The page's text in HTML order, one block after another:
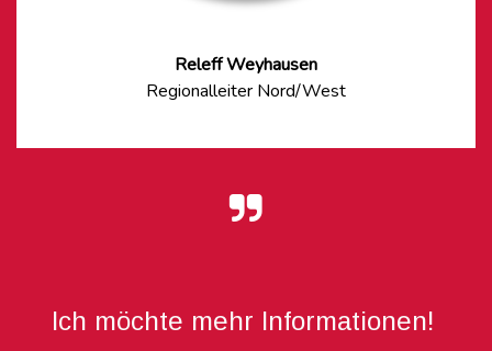
Releff Weyhausen
Regionalleiter Nord/West
Ich möchte mehr Informationen!